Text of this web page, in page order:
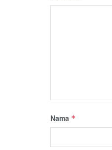
Nama *